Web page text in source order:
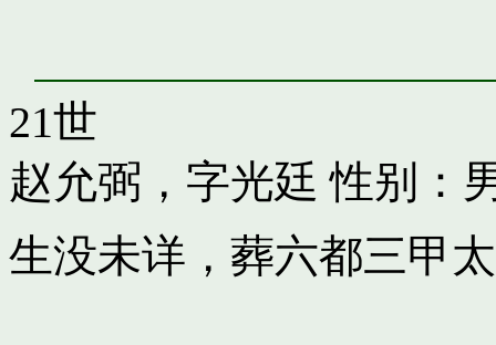
21世
赵允弼，字光廷 性别：
生没未详，葬六都三甲